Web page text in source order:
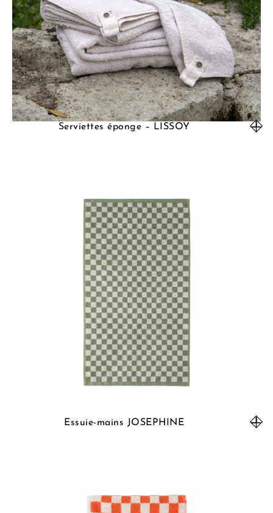
Serviettes éponge – LISSOY
Essuie-mains JOSEPHINE